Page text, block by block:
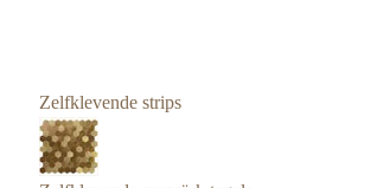
Zelfklevende strips